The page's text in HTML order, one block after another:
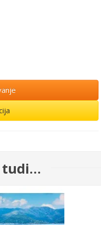
tudi...